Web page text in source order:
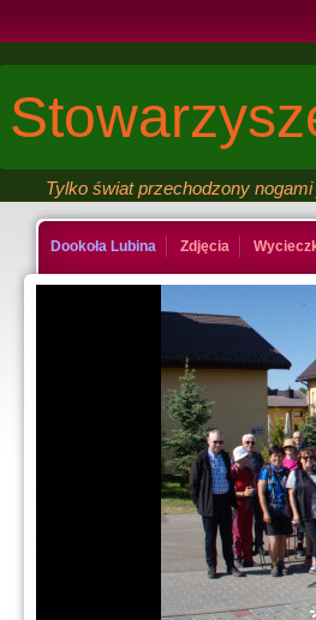
Dookoła Lubina Zdjęcia
Tylko świat przechodzony